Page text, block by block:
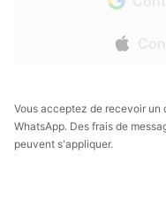
Vous acceptez de recevoir un
WhatsApp. Des frais de
peuvent s'appliquer.